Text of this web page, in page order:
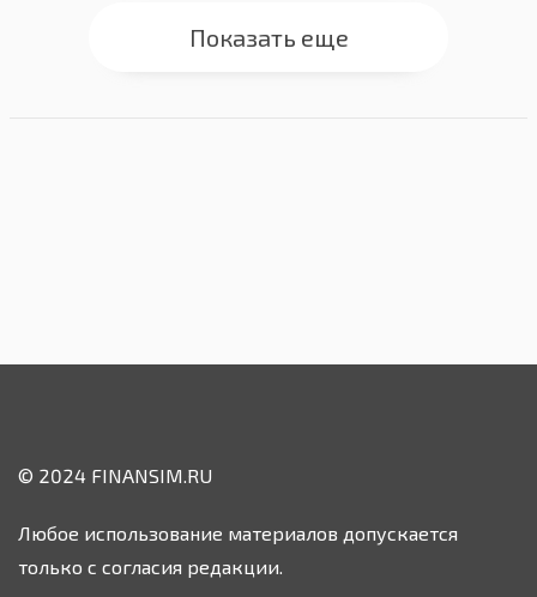
Показать еще
© 2024 FINANSIM.RU
Любое использование материалов допускается
только с согласия редакции.